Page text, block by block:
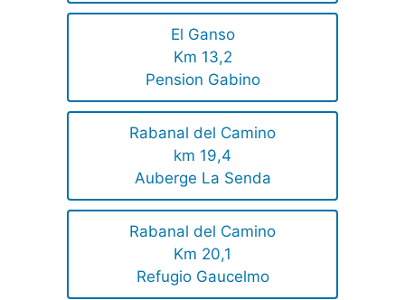
El Ganso
Km 13,2
Pension Gabino
Rabanal del Camino
km 19,4
Auberge La Senda
Rabanal del Camino
Km 20,1
Refugio Gaucelmo